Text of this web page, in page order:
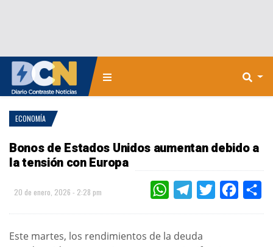
ECONOMÍA
Bonos de Estados Unidos aumentan debido a
la tensión con Europa
20 de enero, 2026 - 2:28 pm WHATSAPPTELEGRAMTWITTER
Este martes, los rendimientos de la deuda